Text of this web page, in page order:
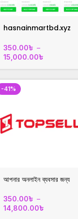
hasnainmartbd.xyz
ওয়েবসাইট
350.00৳ –
15,000.00৳
-41%
আপনার অনলাইন ব্যবসার জন্য
ওয়েবসাইট!topsellbd.xyz
350.00৳ –
14,800.00৳